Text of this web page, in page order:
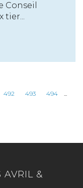
Conseil
tier...
492 493 494 ...
AVRIL &